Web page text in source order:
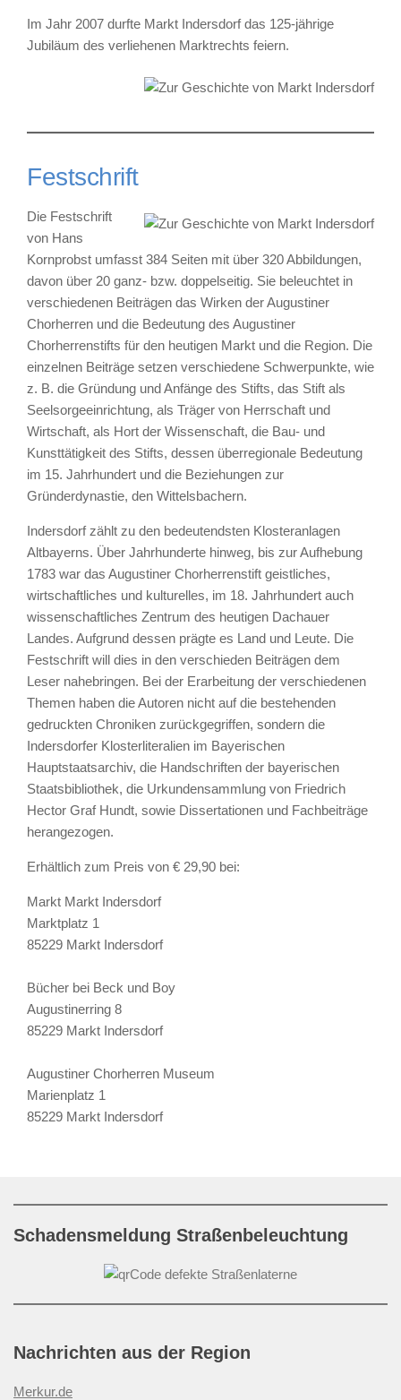
Im Jahr 2007 durfte Markt Indersdorf das 125-jährige
Jubiläum des verliehenen Marktrechts feiern.
Festschrift
Die Festschrift
von Hans
Kornprobst umfasst 384 Seiten mit über 320 Abbildungen,
davon über 20 ganz- bzw. doppelseitig. Sie beleuchtet in
verschiedenen Beiträgen das Wirken der Augustiner
Chorherren und die Bedeutung des Augustiner
Chorherrenstifts für den heutigen Markt und die Region. Die
einzelnen Beiträge setzen verschiedene Schwerpunkte, wie
z. B. die Gründung und Anfänge des Stifts, das Stift als
Seelsorgeeinrichtung, als Träger von Herrschaft und
Wirtschaft, als Hort der Wissenschaft, die Bau- und
Kunsttätigkeit des Stifts, dessen überregionale Bedeutung
im 15. Jahrhundert und die Beziehungen zur
Gründerdynastie, den Wittelsbachern.
Indersdorf zählt zu den bedeutendsten Klosteranlagen
Altbayerns. Über Jahrhunderte hinweg, bis zur Aufhebung
1783 war das Augustiner Chorherrenstift geistliches,
wirtschaftliches und kulturelles, im 18. Jahrhundert auch
wissenschaftliches Zentrum des heutigen Dachauer
Landes. Aufgrund dessen prägte es Land und Leute. Die
Festschrift will dies in den verschieden Beiträgen dem
Leser nahebringen. Bei der Erarbeitung der verschiedenen
Themen haben die Autoren nicht auf die bestehenden
gedruckten Chroniken zurückgegriffen, sondern die
Indersdorfer Klosterliteralien im Bayerischen
Hauptstaatsarchiv, die Handschriften der bayerischen
Staatsbibliothek, die Urkundensammlung von Friedrich
Hector Graf Hundt, sowie Dissertationen und Fachbeiträge
herangezogen.
Erhältlich zum Preis von € 29,90 bei:
Markt Markt Indersdorf
Marktplatz 1
85229 Markt Indersdorf
Bücher bei Beck und Boy
Augustinerring 8
85229 Markt Indersdorf
Augustiner Chorherren Museum
Marienplatz 1
85229 Markt Indersdorf
Schadensmeldung Straßenbeleuchtung
Nachrichten aus der Region
Merkur.de